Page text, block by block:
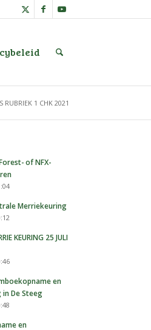
RUBRIEK 1 CHK 2021
of NFX-
Merriekeuring
KEURING 25 JULI
en
De Steeg
en